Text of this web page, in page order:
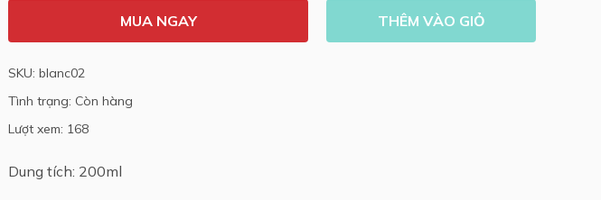
MUA NGAY THÊM VÀO GIỎ
SKU: blanc02
Tình trạng: Còn hàng
Lượt xem: 168
Dung tích: 200ml